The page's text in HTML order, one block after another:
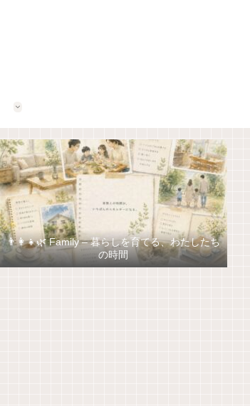
👨‍👩‍👧🌿 Family – 暮らしを育てる、わたしたち
の時間